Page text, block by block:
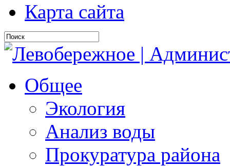
Карта сайта
Общее
Экология
Анализ воды
Прокуратура района